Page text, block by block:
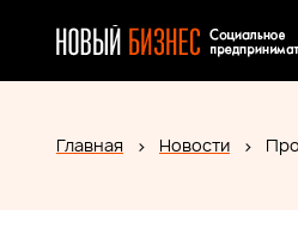
Главная Новости